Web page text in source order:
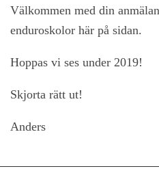
Välkommen med din anmälan
enduroskolor här på sidan.
Hoppas vi ses under 2019!
Skjorta rätt ut!
Anders